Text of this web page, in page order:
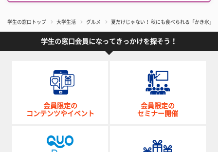
学生の窓口トップ 大学生活 グルメ 夏だけじゃない！ 秋にも食べられる「かき氷」
学生の窓口会員になってきっかけを探そう！
会員限定の
コンテンツやイベント
会員限定の
セミナー開催